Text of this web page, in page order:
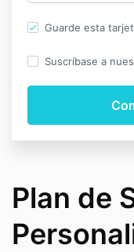
Guarde esta
Suscríbase a
Plan de